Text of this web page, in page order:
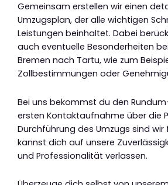
Gemeinsam erstellen wir einen
Umzugsplan, der alle wichtigen
Leistungen beinhaltet. Dabei
auch eventuelle Besonderheiten
Bremen nach Tartu, wie zum
Zollbestimmungen oder
Bei uns bekommst du den
ersten Kontaktaufnahme über die
Durchführung des Umzugs sind wir
kannst dich auf unsere
und Professionalität verlassen.